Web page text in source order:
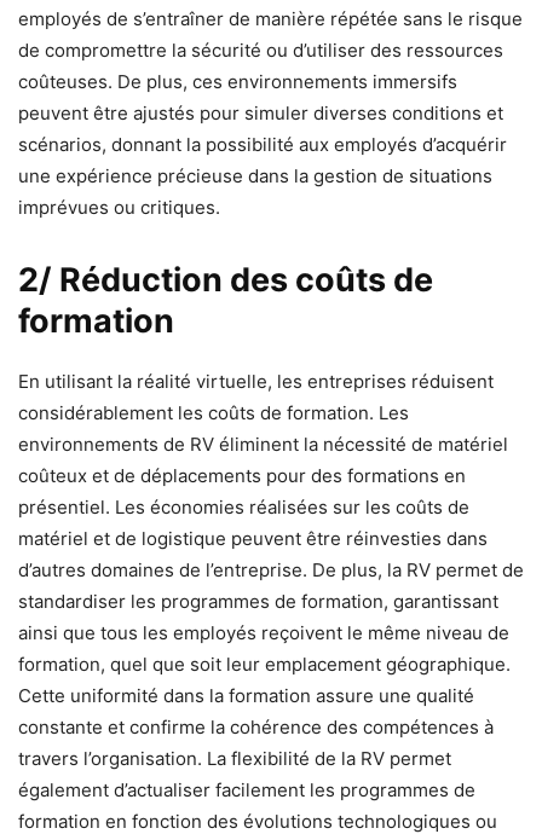
employés de s’entraîner de manière répétée sans le risque
de compromettre la sécurité ou d’utiliser des ressources
coûteuses. De plus, ces environnements immersifs
peuvent être ajustés pour simuler diverses conditions et
scénarios, donnant la possibilité aux employés d’acquérir
une expérience précieuse dans la gestion de situations
imprévues ou critiques.
2/ Réduction des coûts de
formation
En utilisant la réalité virtuelle, les entreprises réduisent
considérablement les coûts de formation. Les
environnements de RV éliminent la nécessité de matériel
coûteux et de déplacements pour des formations en
présentiel. Les économies réalisées sur les coûts de
matériel et de logistique peuvent être réinvesties dans
d’autres domaines de l’entreprise. De plus, la RV permet de
standardiser les programmes de formation, garantissant
ainsi que tous les employés reçoivent le même niveau de
formation, quel que soit leur emplacement géographique.
Cette uniformité dans la formation assure une qualité
constante et confirme la cohérence des compétences à
travers l’organisation. La flexibilité de la RV permet
également d’actualiser facilement les programmes de
formation en fonction des évolutions technologiques ou